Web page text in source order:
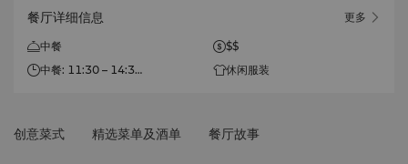
餐厅详细信息 更多
中餐
$$
中餐: 11:30 – 14:30
休闲服装
创意菜式 精选菜单及酒单 餐厅故事